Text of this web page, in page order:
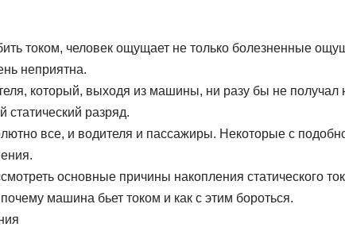
током, человек ощущает не только болезненные
неприятна.
который, выходя из машины, ни разу бы не получал
статический разряд.
все, и водителя и пассажиры. Некоторые с
основные причины накопления статического
машина бьет током и как с этим бороться.